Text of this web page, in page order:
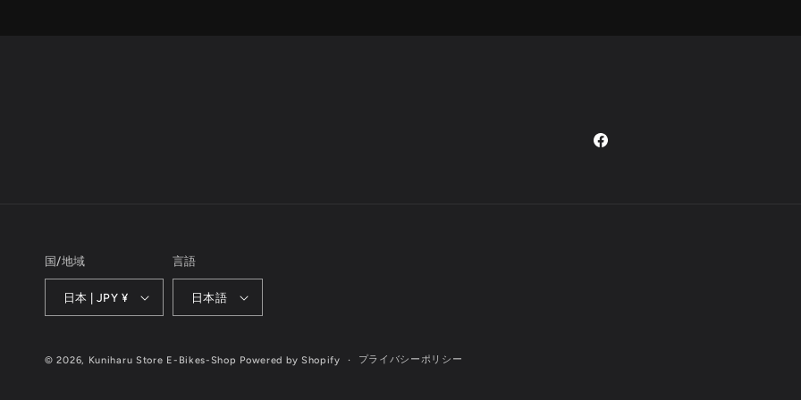
Facebook
国/地域
日本 | JPY ¥
言語
日本語
© 2026, Kuniharu Store E-Bikes-Shop Powered by Shopify プライバシーポリシー